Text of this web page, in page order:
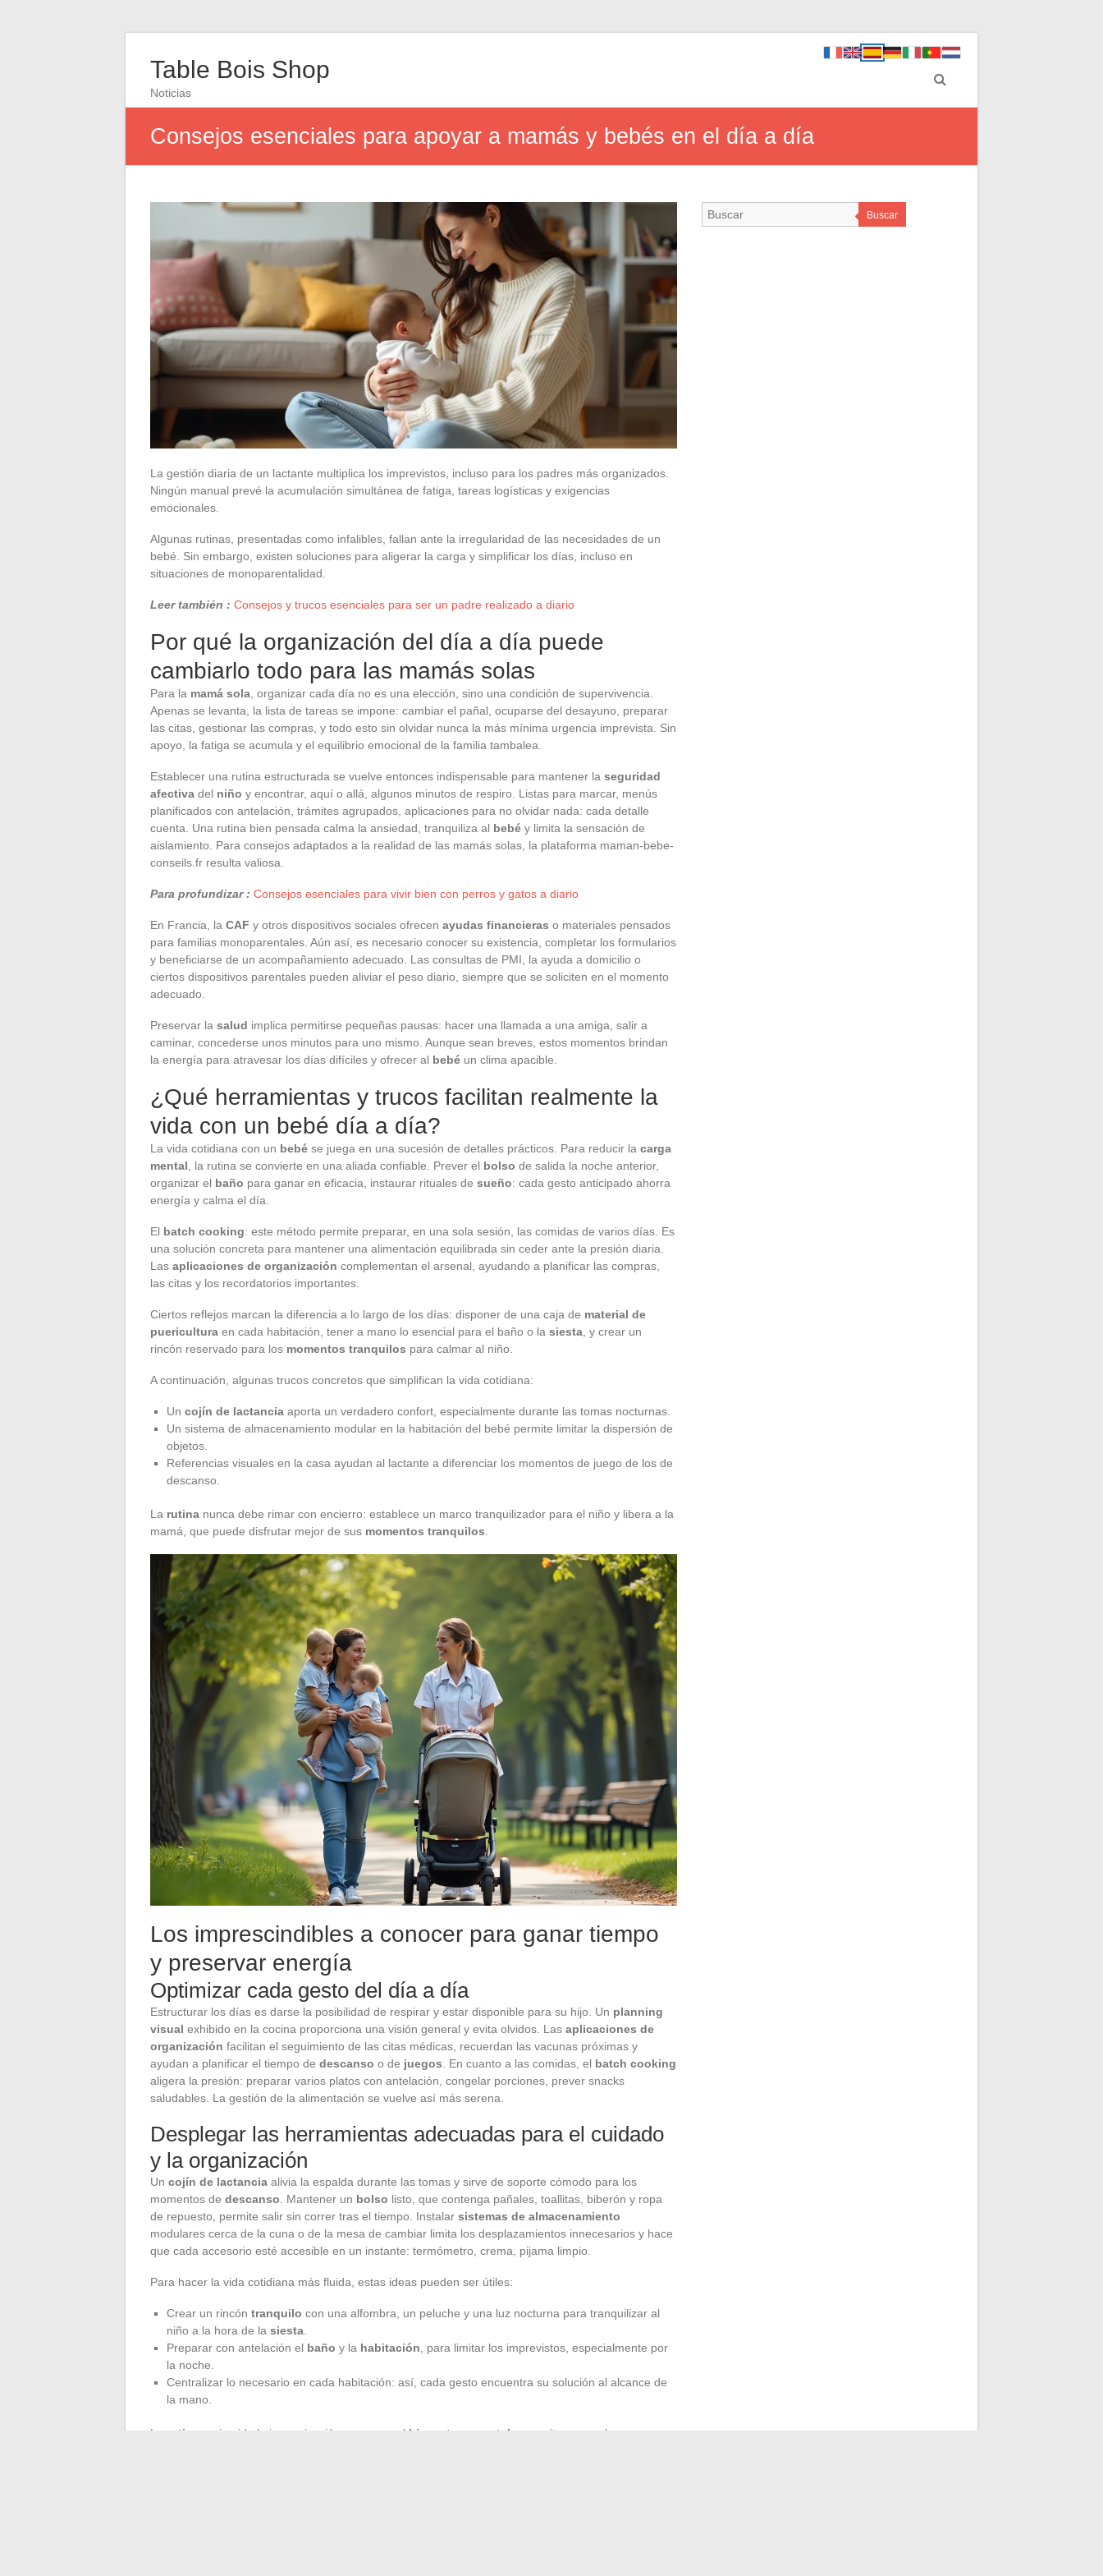
Table Bois Shop
Noticias
Consejos esenciales para apoyar a mamás y bebés en el día a día
La gestión diaria de un lactante multiplica los imprevistos, incluso para los padres más organizados.
Ningún manual prevé la acumulación simultánea de fatiga, tareas logísticas y exigencias
emocionales.
Algunas rutinas, presentadas como infalibles, fallan ante la irregularidad de las necesidades de un
bebé. Sin embargo, existen soluciones para aligerar la carga y simplificar los días, incluso en
situaciones de monoparentalidad.
Leer también : Consejos y trucos esenciales para ser un padre realizado a diario
Por qué la organización del día a día puede
cambiarlo todo para las mamás solas
Para la mamá sola , organizar cada día no es una elección, sino una condición de supervivencia.
Apenas se levanta, la lista de tareas se impone: cambiar el pañal, ocuparse del desayuno, preparar
las citas, gestionar las compras, y todo esto sin olvidar nunca la más mínima urgencia imprevista. Sin
apoyo, la fatiga se acumula y el equilibrio emocional de la familia tambalea.
Establecer una rutina estructurada se vuelve entonces indispensable para mantener la seguridad
afectiva del niño y encontrar, aquí o allá, algunos minutos de respiro. Listas para marcar, menús
planificados con antelación, trámites agrupados, aplicaciones para no olvidar nada: cada detalle
cuenta. Una rutina bien pensada calma la ansiedad, tranquiliza al bebé y limita la sensación de
aislamiento. Para consejos adaptados a la realidad de las mamás solas, la plataforma maman-bebe-
conseils.fr resulta valiosa.
Para profundizar : Consejos esenciales para vivir bien con perros y gatos a diario
En Francia, la CAF y otros dispositivos sociales ofrecen ayudas financieras o materiales pensados
para familias monoparentales. Aún así, es necesario conocer su existencia, completar los formularios
y beneficiarse de un acompañamiento adecuado. Las consultas de PMI, la ayuda a domicilio o
ciertos dispositivos parentales pueden aliviar el peso diario, siempre que se soliciten en el momento
adecuado.
Preservar la salud implica permitirse pequeñas pausas: hacer una llamada a una amiga, salir a
caminar, concederse unos minutos para uno mismo. Aunque sean breves, estos momentos brindan
la energía para atravesar los días difíciles y ofrecer al bebé un clima apacible.
¿Qué herramientas y trucos facilitan realmente la
vida con un bebé día a día?
La vida cotidiana con un bebé se juega en una sucesión de detalles prácticos. Para reducir la carga
mental , la rutina se convierte en una aliada confiable. Prever el bolso de salida la noche anterior,
organizar el baño para ganar en eficacia, instaurar rituales de sueño: cada gesto anticipado ahorra
energía y calma el día.
El batch cooking: este método permite preparar, en una sola sesión, las comidas de varios días. Es
una solución concreta para mantener una alimentación equilibrada sin ceder ante la presión diaria.
Las aplicaciones de organización complementan el arsenal, ayudando a planificar las compras,
las citas y los recordatorios importantes.
Ciertos reflejos marcan la diferencia a lo largo de los días: disponer de una caja de material de
puericultura en cada habitación, tener a mano lo esencial para el baño o la siesta , y crear un
rincón reservado para los momentos tranquilos para calmar al niño.
A continuación, algunas trucos concretos que simplifican la vida cotidiana:
Un cojín de lactancia aporta un verdadero confort, especialmente durante las tomas nocturnas.
Un sistema de almacenamiento modular en la habitación del bebé permite limitar la dispersión de
objetos.
Referencias visuales en la casa ayudan al lactante a diferenciar los momentos de juego de los de
descanso.
La rutina nunca debe rimar con encierro: establece un marco tranquilizador para el niño y libera a la
mamá, que puede disfrutar mejor de sus momentos tranquilos
Los imprescindibles a conocer para ganar tiempo
y preservar energía
Optimizar cada gesto del día a día
Estructurar los días es darse la posibilidad de respirar y estar disponible para su hijo. Un planning
visual exhibido en la cocina proporciona una visión general y evita olvidos. Las aplicaciones de
organización facilitan el seguimiento de las citas médicas, recuerdan las vacunas próximas y
ayudan a planificar el tiempo de descanso o de juegos . En cuanto a las comidas, el batch cooking
aligera la presión: preparar varios platos con antelación, congelar porciones, prever snacks
saludables. La gestión de la alimentación se vuelve así más serena.
Desplegar las herramientas adecuadas para el cuidado
y la organización
Un cojín de lactancia alivia la espalda durante las tomas y sirve de soporte cómodo para los
momentos de descanso . Mantener un bolso listo, que contenga pañales, toallitas, biberón y ropa
de repuesto, permite salir sin correr tras el tiempo. Instalar sistemas de almacenamiento
modulares cerca de la cuna o de la mesa de cambiar limita los desplazamientos innecesarios y hace
que cada accesorio esté accesible en un instante: termómetro, crema, pijama limpio.
Para hacer la vida cotidiana más fluida, estas ideas pueden ser útiles:
Crear un rincón tranquilo con una alfombra, un peluche y una luz nocturna para tranquilizar al
niño a la hora de la siesta
Preparar con antelación el baño y la habitación , para limitar los imprevistos, especialmente por
la noche.
Centralizar lo necesario en cada habitación: así, cada gesto encuentra su solución al alcance de
la mano.
La rutina no impide la improvisación; preserva el bienestar parental y permite acoger los
Buscar